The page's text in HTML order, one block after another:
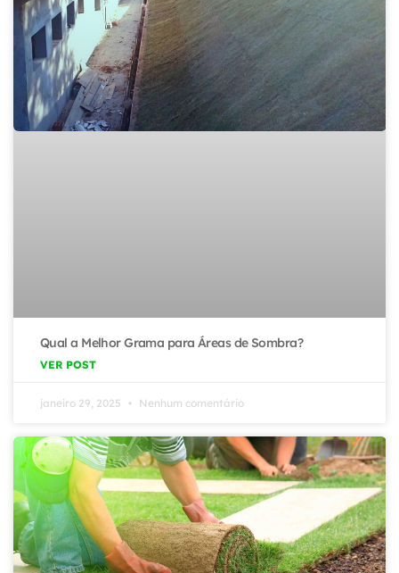
Qual a Melhor Grama para Áreas de Sombra?
VER POST
janeiro 29, 2025 Nenhum comentário